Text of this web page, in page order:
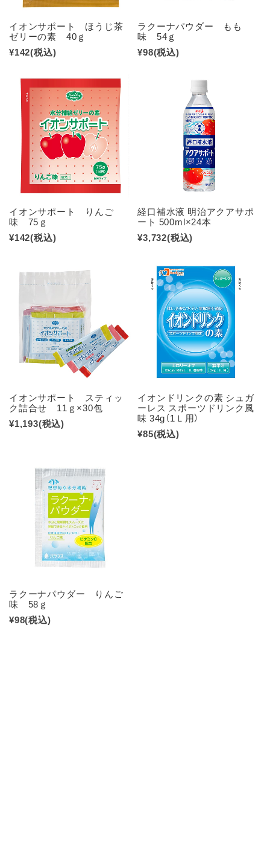
イオンサポート ほうじ茶
ゼリーの素 40ｇ
¥142(税込)
ラクーナパウダー もも
味 54ｇ
¥98(税込)
イオンサポート りんご
味 75ｇ
¥142(税込)
経口補水液 明治アクアサポ
ート 500ml×24本
¥3,732(税込)
イオンサポート スティッ
ク詰合せ 11ｇ×30包
¥1,193(税込)
イオンドリンクの素 シュガ
ーレス スポーツドリンク風
味 34g（1Ｌ用）
¥85(税込)
ラクーナパウダー りんご
味 58ｇ
¥98(税込)